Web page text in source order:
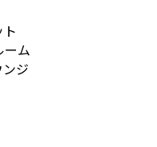
ーム
ジ